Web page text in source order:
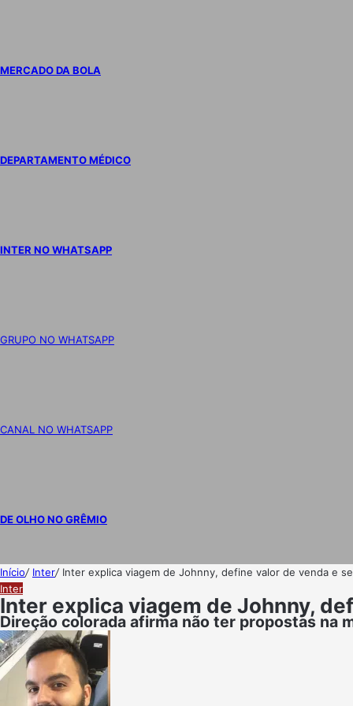
MERCADO DA BOLA
DEPARTAMENTO MÉDICO
INTER NO WHATSAPP
GRUPO NO WHATSAPP
CANAL NO WHATSAPP
DE OLHO NO GRÊMIO
Início/ Inter/ Inter explica viagem de Johnny, define valor de venda e
Inter
Inter explica viagem de Johnny,
Direção colorada afirma não ter propostas na